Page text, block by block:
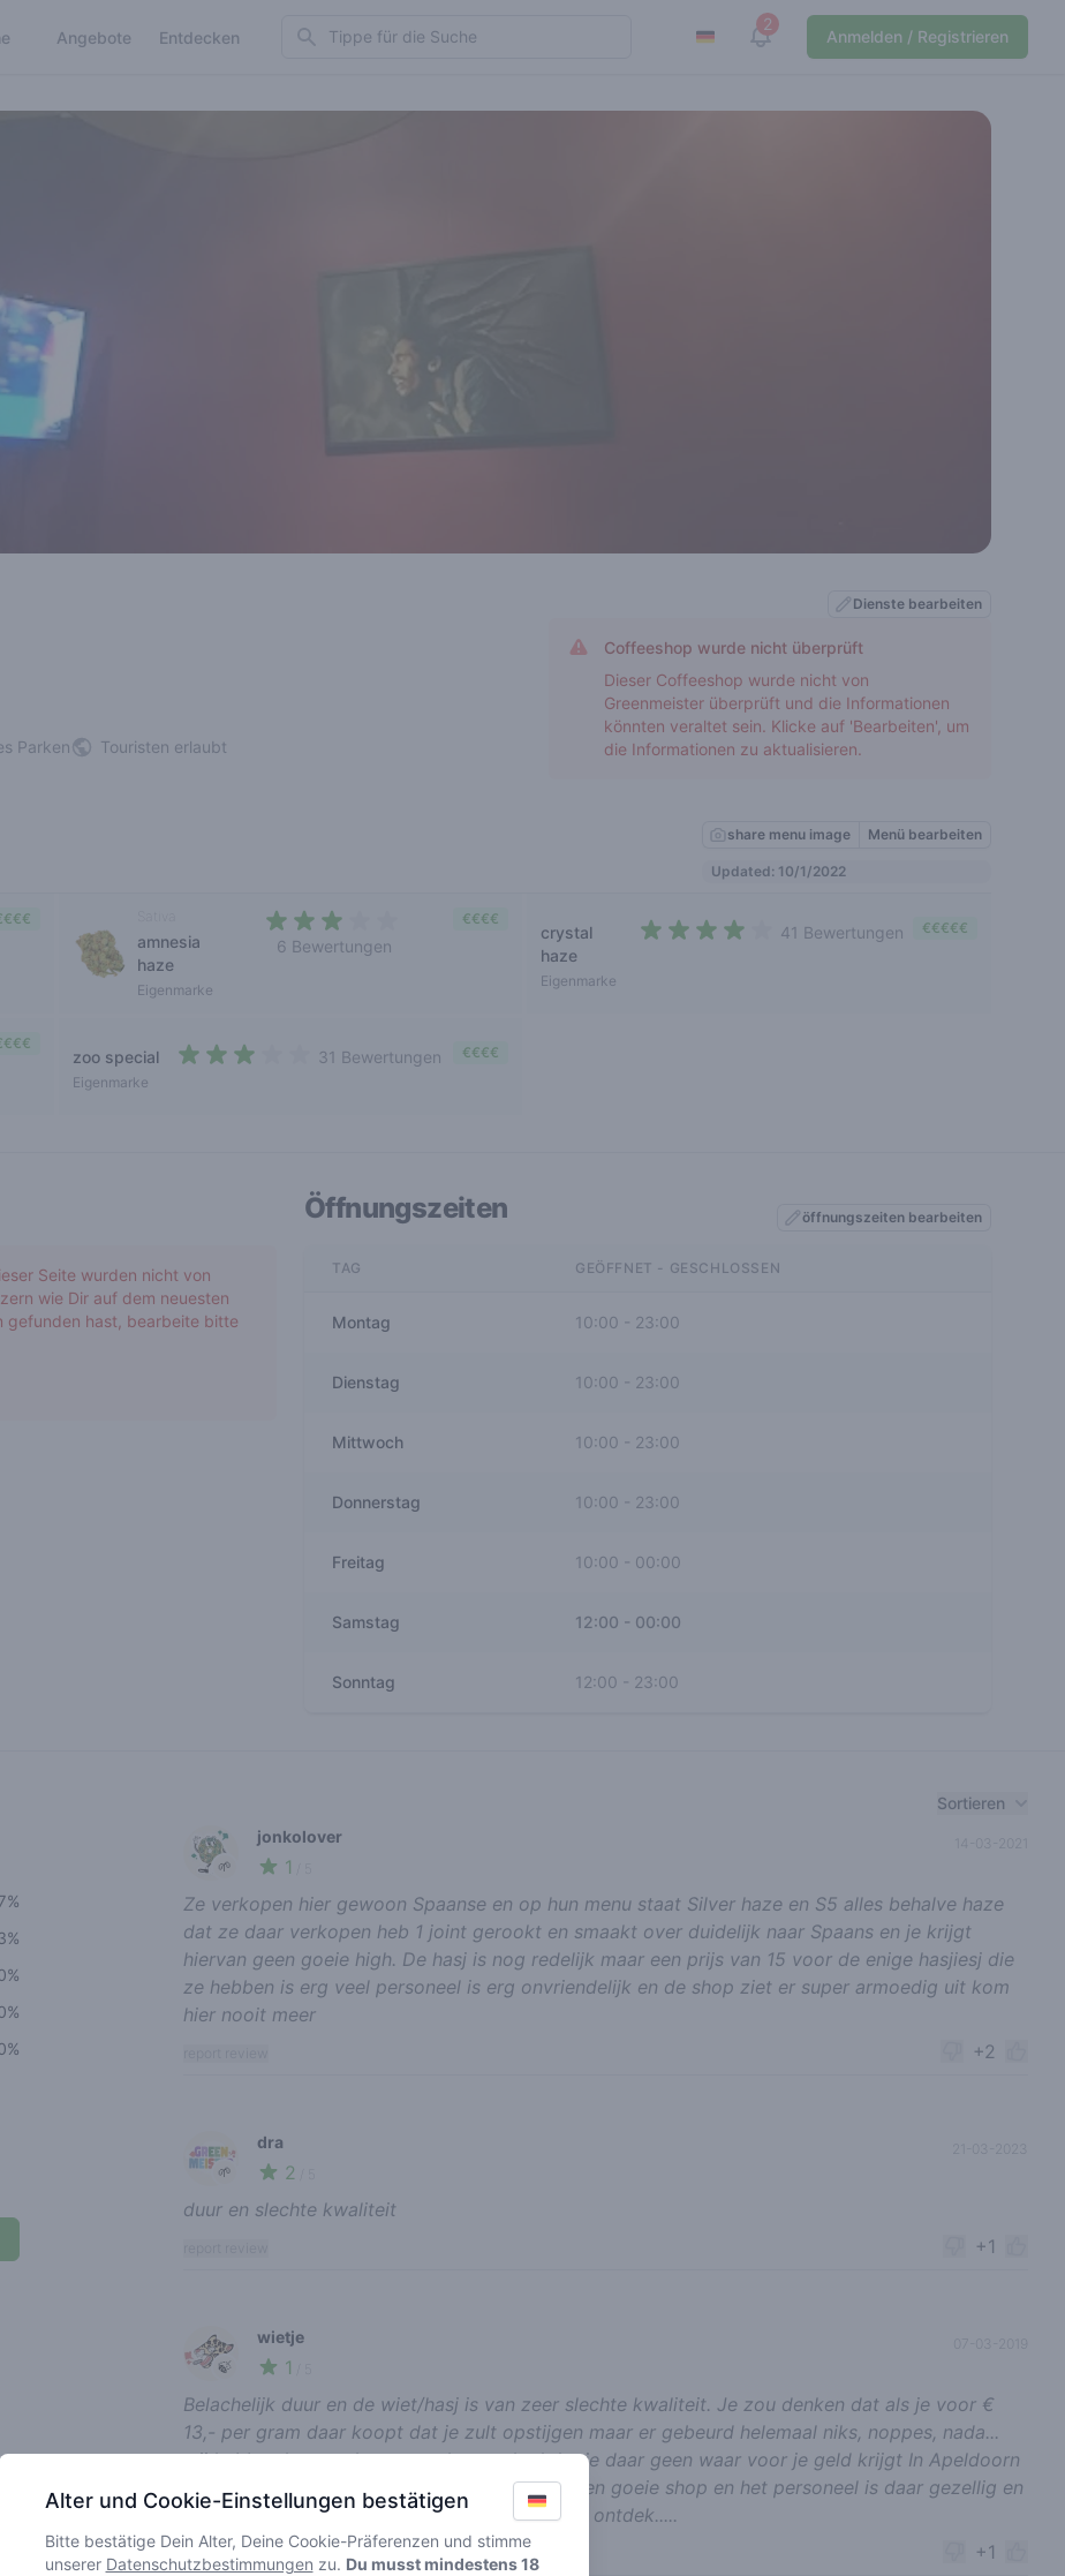
Angebote Entdecken Search 2
View notifications
Anmelden / Registrieren
Parken Touristen erlaubt
Dienste bearbeiten
Coffeeshop wurde nicht überprüft
Dieser Coffeeshop wurde nicht von
Greenmeister überprüft und die Informationen
könnten veraltet sein. Klicke auf 'Bearbeiten', um
die Informationen zu aktualisieren.
share menu image Menü bearbeiten
Updated: 10/1/2022
amnesia
haze
Eigenmarke
6 Bewertungen
€€€€
crystal
haze
Eigenmarke
41 Bewertungen €€€€€
zoo special
Eigenmarke
31 Bewertungen €€€€
Seite wurden nicht von
wie Dir auf dem neuesten
gefunden hast, bearbeite bitte
Öffnungszeiten öffnungszeiten bearbeiten
TAG GEÖFFNET - GESCHLOSSEN
Montag 10:00 - 23:00
Dienstag 10:00 23:00
Mittwoch 10:00 - 23:00
Donnerstag 10:00 23:00
Freitag 10:00 - 00:00
Samstag 12:00 - 00:00
Sonntag 12:00 - 23:00
Sortieren
🌱
jonkolover
1
14-03-2021
Ze verkopen hier gewoon Spaanse en op hun menu staat Silver haze en S5 alles behalve haze
dat ze daar verkopen heb 1 joint gerookt en smaakt over duidelijk naar Spaans en je krijgt
hiervan geen goeie high. De hasj is nog redelijk maar een prijs van 15 voor de enige hasjiesj die
ze hebben is erg veel personeel is erg onvriendelijk en de shop ziet er super armoedig uit kom
hier nooit meer
+2
🌱
dra
2
21-03-2023
duur en slechte kwaliteit
+1
🍃
wietje
1
07-03-2019
Belachelijk duur en de wiet/hasj is van zeer slechte kwaliteit. Je zou denken dat als je voor €
13,- per gram daar koopt dat je zult opstijgen maar er gebeurd helemaal niks, noppes, nada...
wij hebben het nu al een paar keer gehad dat je daar geen waar voor je geld krijgt In Apeldoorn
aan de Arnhemseweg ( power flower) is wel een goeie shop en het personeel is daar gezellig en
enthousiast, Ik zou zeggen ga er eens heen en ontdek.....
report review +1
Alter und Cookie-Einstellungen bestätigen
Bitte bestätige Dein Alter, Deine Cookie-Präferenzen und stimme
unserer Datenschutzbestimmungen zu. Du musst mindestens 18